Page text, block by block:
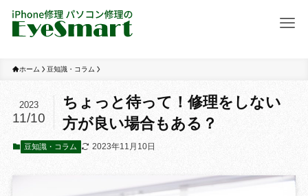
ホーム 豆知識・コラム
ちょっと待って！修理をしない
方が良い場合もある？
2023
11/10
豆知識・コラム 2023年11月10日